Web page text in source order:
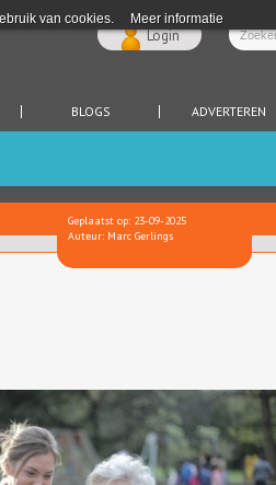
van cookies. Meer informatie
Login
BLOGS ADVERTEREN
Geplaatst op: 23-09-2025
Auteur: Marc Gerlings